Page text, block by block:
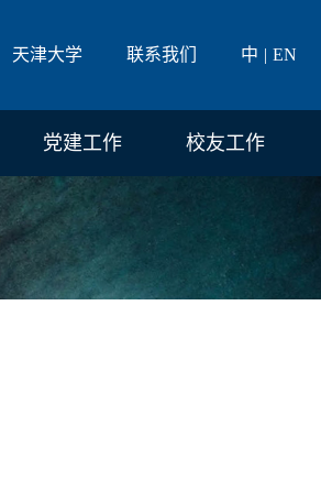
天津大学 联系我们 中 EN
党建工作 校友工作